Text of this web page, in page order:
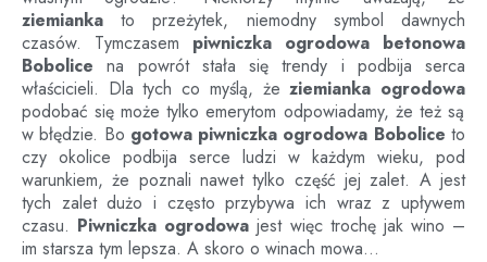
ziemianka to przeżytek, niemodny symbol dawnych
czasów. Tymczasem piwniczka ogrodowa betonowa
Bobolicena powrót stała się trendy i podbija serca
właścicieli. Dla tych co myślą, żeziemianka ogrodowa
podobać się może tylko emerytom odpowiadamy, że też są
w błędzie. Bo gotowa piwniczka ogrodowa Boboliceto
czy okolice podbija serce ludzi w każdym wieku, pod
warunkiem, że poznali nawet tylko część jej zalet. A jest
tych zalet dużo i często przybywa ich wraz z upływem
czasu. Piwniczka ogrodowa jest więc trochę jak wino –
im starsza tym lepsza. A skoro o winach mowa…